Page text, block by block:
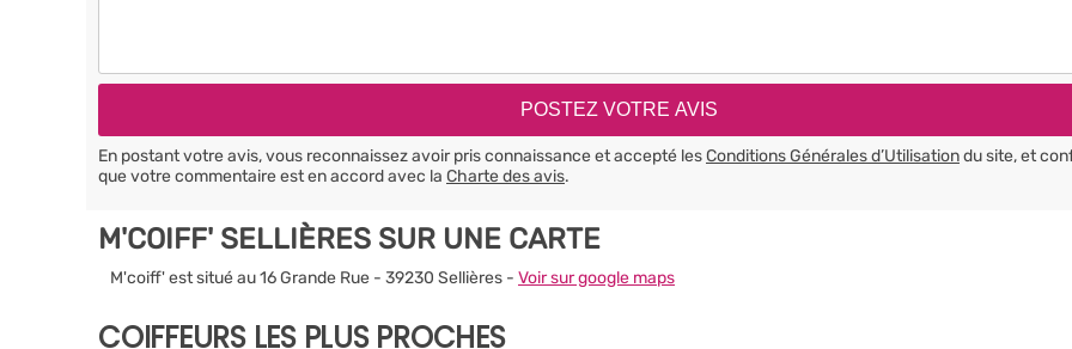
En postant votre avis, vous reconnaissez avoir pris connaissance et accepté lesConditions Générales d’Utilisationdu site, et
que votre commentaire est en accord avec la Charte des avis.
M'COIFF' SELLIÈRES SUR UNE CARTE
M'coiff' est situé au 16 Grande Rue - 39230 Sellières - Voir sur google maps
COIFFEURS LES PLUS PROCHES